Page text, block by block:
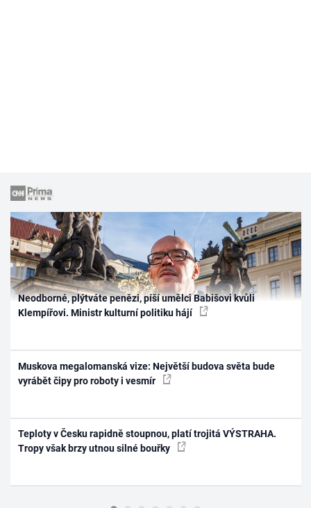
Neodborné, plýtváte penězi, píší umělci Babišovi kvůli
Klempířovi. Ministr kulturní politiku hájí
Muskova megalomanská vize: Největší budova světa bude
vyrábět čipy pro roboty i vesmír
Teploty v Česku rapidně stoupnou, platí trojitá VÝSTRAHA.
Tropy však brzy utnou silné bouřky